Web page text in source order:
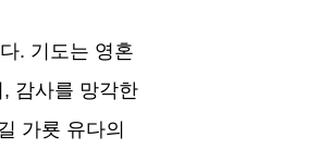
. 기도는 영혼
, 감사를 망각한
가룟 유다의